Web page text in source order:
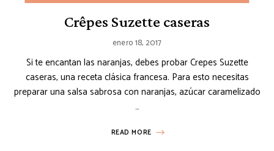
Crêpes Suzette caseras
enero 18, 2017
Si te encantan las naranjas, debes probar Crepes Suzette
caseras, una receta clásica francesa. Para esto necesitas
preparar una salsa sabrosa con naranjas, azúcar caramelizado
…
READ MORE